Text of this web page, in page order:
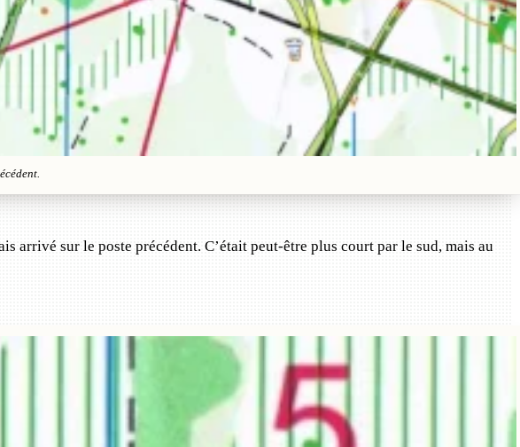
arrivé sur le poste précédent. C’était peut-être plus court par le sud, mais au